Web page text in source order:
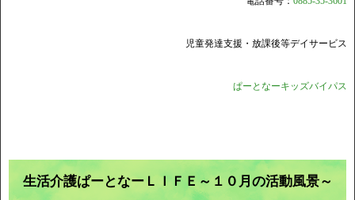
児童発達支援・放課後等デイサービス
ぱーとなーキッズバイパス
生活介護ぱーとなーＬＩＦＥ～１０月の活動風景～